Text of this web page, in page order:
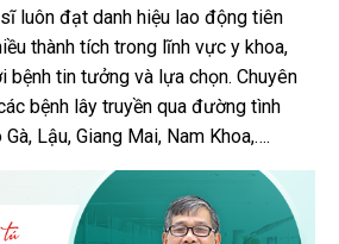
luôn đạt danh hiệu lao động tiên
thành tích trong lĩnh vực y khoa,
bệnh tin tưởng và lựa chọn. Chuyên
bệnh lây truyền qua đường tình
Lậu, Giang Mai, Nam Khoa,….